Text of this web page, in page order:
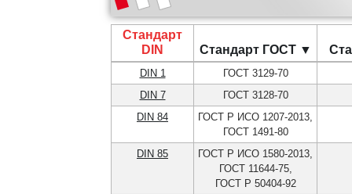
Стандарт
DIN
Стандарт ГОСТ ▼
DIN 1
ГОСТ 3129-70
DIN 7
ГОСТ 3128-70
DIN 84
ГОСТ Р ИСО 1207-2013,
ГОСТ 1491-80
DIN 85
ГОСТ Р ИСО 1580-2013,
ГОСТ 11644-75,
ГОСТ Р 50404-92